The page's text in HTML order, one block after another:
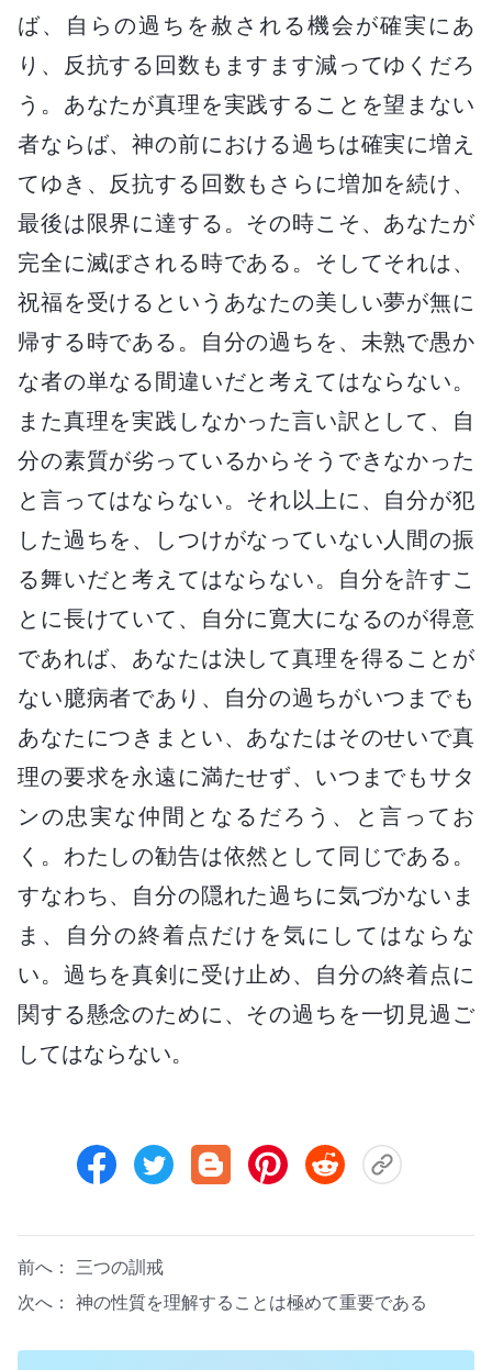
ば、自らの過ちを赦される機会が確実にあ
り、反抗する回数もますます減ってゆくだろ
う。あなたが真理を実践することを望まない
者ならば、神の前における過ちは確実に増え
てゆき、反抗する回数もさらに増加を続け、
最後は限界に達する。その時こそ、あなたが
完全に滅ぼされる時である。そしてそれは、
祝福を受けるというあなたの美しい夢が無に
帰する時である。自分の過ちを、未熟で愚か
な者の単なる間違いだと考えてはならない。
また真理を実践しなかった言い訳として、自
分の素質が劣っているからそうできなかった
と言ってはならない。それ以上に、自分が犯
した過ちを、しつけがなっていない人間の振
る舞いだと考えてはならない。自分を許すこ
とに長けていて、自分に寛大になるのが得意
であれば、あなたは決して真理を得ることが
ない臆病者であり、自分の過ちがいつまでも
あなたにつきまとい、あなたはそのせいで真
理の要求を永遠に満たせず、いつまでもサタ
ンの忠実な仲間となるだろう、と言ってお
く。わたしの勧告は依然として同じである。
すなわち、自分の隠れた過ちに気づかないま
ま、自分の終着点だけを気にしてはならな
い。過ちを真剣に受け止め、自分の終着点に
関する懸念のために、その過ちを一切見過ご
してはならない。
前へ： 三つの訓戒
次へ： 神の性質を理解することは極めて重要である